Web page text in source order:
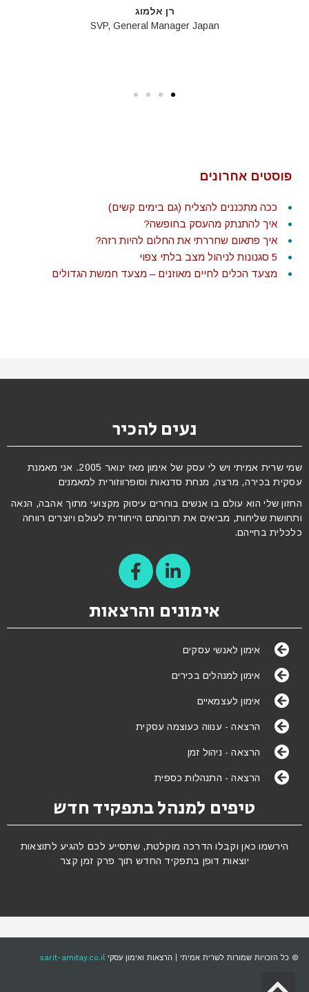
רן אלמוג
SVP, General Manager Japan
פוסטים אחרונים
ככה מתכננים להצליח (גם בימים קשים)
איך להתנתק מהעסק בחופשה?
איך פתאום שחררתי את החלום להיות רזה?
5 סגנונות לניהול מצב בלתי צפוי
מצעד הכלים לחיים מאוזנים – מצעד חמשת הגדולים
נעים להכיר
שמי שרית אמיתי ויש לי עסק של אימון מאז ינואר 2005. אני מאמנת
עסקית בכירה, מרצה, מנחת סדנאות וסופרווזורית למאמנים
החזון שלי הוא עולם בו אנשים בוחרים עיסוק מקצועי מתוך אהבה, הנאה
ותחושת שליחות, מביאים את תרומתם הייחודית לעולם ויוצרים רווחה
כלכלית בחייהם.
אימונים והרצאות
אימון לאנשי עסקים
אימון למנהלים בכירים
אימון לעצמאיים
הרצאה - ענווה כעוצמה עסקית
הרצאה - ניהול זמן
הרצאה - התנהלות כספית
טיפים למנהל בתפקיד חדש
הירשמו כאן וקבלו הדרכה מוקלטת, שתסייע לכם להגיע לתוצאות
יוצאות דופן בתפקיד החדש תוך פרק זמן קצר
© כל הזכויות שמורות לשרית אמיתי | הרצאות ואימון עסקיsarit-amitay.co.il